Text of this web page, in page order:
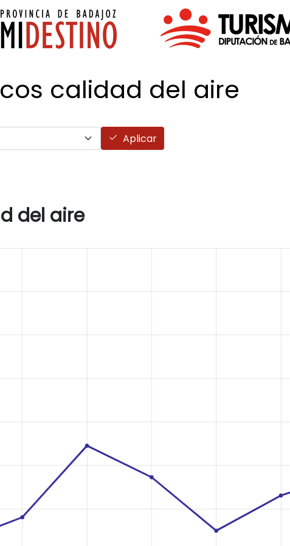
calidad del aire
Aplicar
del aire